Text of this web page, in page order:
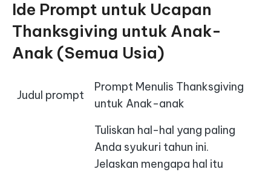
Ide Prompt untuk Ucapan
Thanksgiving untuk Anak-
Anak (Semua Usia)
Judul prompt
Prompt Menulis Thanksgiving
untuk Anak-anak
Tuliskan hal-hal yang paling
Anda syukuri tahun ini.
Jelaskan mengapa hal itu